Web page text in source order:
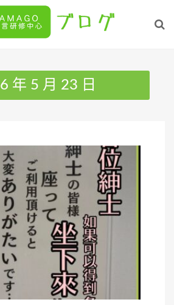
年 5 月 23 日